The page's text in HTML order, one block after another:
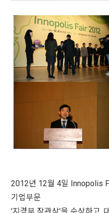
2012년 12월 4일 Innopolis
기업부문